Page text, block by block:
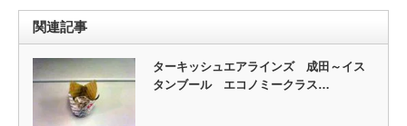
関連記事
ターキッシュエアラインズ 成田～イス
タンブール エコノミークラス…